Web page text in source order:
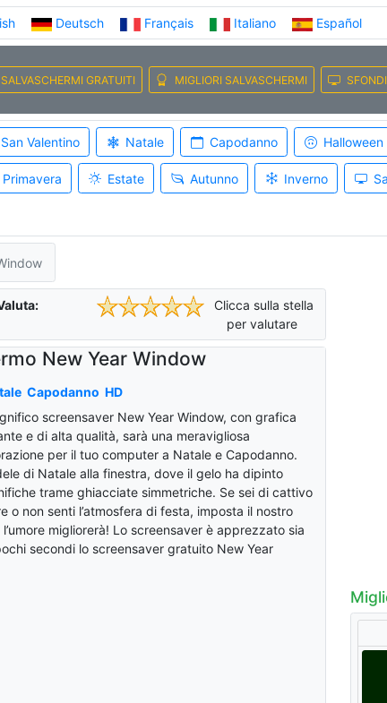
Deutsch Français Italiano Español
SALVASCHERMI GRATUITI MIGLIORI SALVASCHERMI
San Valentino Natale Capodanno Halloween
Primavera Estate Autunno Inverno
Clicca sulla stella
per valutare
New Year Window
Capodanno HD
screensaver New Year Window, con grafica
e di alta qualità, sarà una meravigliosa
per il tuo computer a Natale e Capodanno.
di Natale alla finestra, dove il gelo ha dipinto
trame ghiacciate simmetriche. Se sei di cattivo
o non senti l’atmosfera di festa, imposta il nostro
migliorerà! Lo screensaver è apprezzato sia
secondi lo screensaver gratuito New Year